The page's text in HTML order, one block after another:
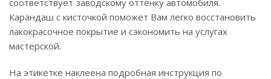
соответствует заводскому оттенку автомобиля.
Карандаш с кисточкой поможет Вам легко восстановить
лакокрасочное покрытие и сэкономить на услугах
мастерской.
На этикетке наклеена подробная инструкция по